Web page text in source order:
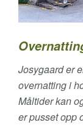
Josygaard er
overnatting i
Måltider kan
er pusset opp